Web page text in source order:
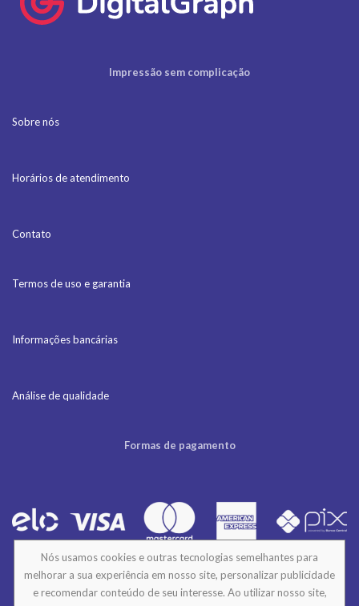
Impressão sem complicação
Sobre nós
Horários de atendimento
Contato
Termos de uso e garantia
Informações bancárias
Análise de qualidade
Formas de pagamento
Nós usamos cookies e outras tecnologias semelhantes para
melhorar a sua experiência em nosso site, personalizar publicidade
e recomendar conteúdo de seu interesse. Ao utilizar nosso site,